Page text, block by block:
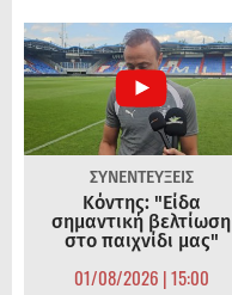
ΣΥΝΕΝΤΕΥΞΕΙΣ
Κόντης: "Είδα
σημαντική βελτίωση
στο παιχνίδι μας"
01/08/2026 | 15:00